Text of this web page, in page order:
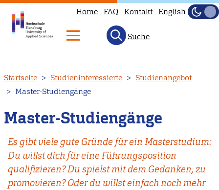
zum
Inhalt
Home FAQ Kontakt English
Hell
Suche
Startseite Studieninteressierte
Studienangebot
Master-Studiengänge
Master-Studiengänge
Es gibt viele gute Gründe für ein Masterstudium:
Du willst dich für eine Führungsposition
qualifizieren? Du spielst mit dem Gedanken, zu
promovieren? Oder du willst einfach noch mehr